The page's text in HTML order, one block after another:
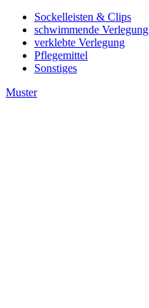
Sockelleisten & Clips
schwimmende Verlegung
verklebte Verlegung
Pflegemittel
Sonstiges
Muster